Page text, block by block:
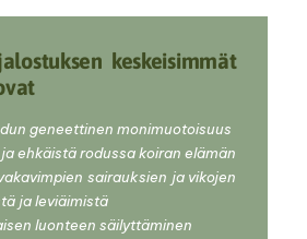
keskeisimmät
geneettinen monimuotoisuus
ehkäistä rodussa koiran elämän
sairauksien ja vikojen
ja leviäimistä
luonteen säilyttäminen